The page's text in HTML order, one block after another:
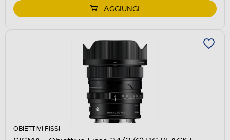
AGGIUNGI
OBIETTIVI FISSI